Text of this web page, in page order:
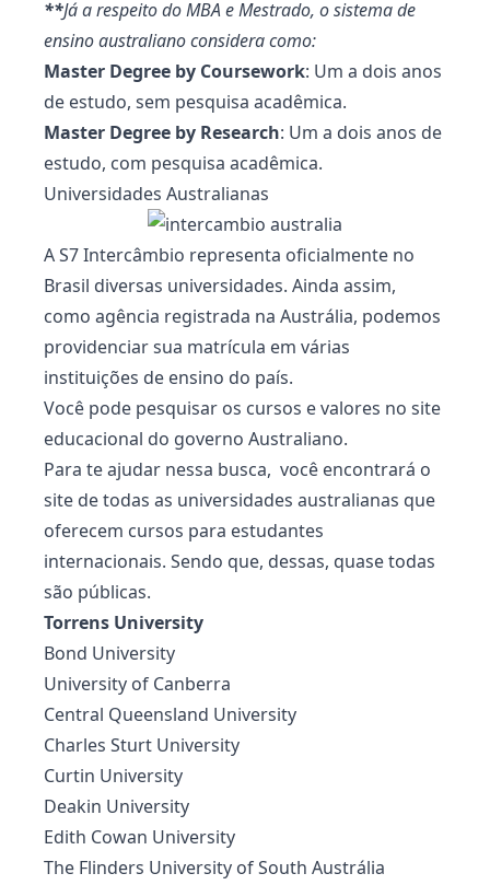
**Já a respeito do MBA e Mestrado, o sistema de
ensino australiano considera como:
Master Degree by Coursework: Um a dois anos
de estudo, sem pesquisa acadêmica.
Master Degree by Research: Um a dois anos de
estudo, com pesquisa acadêmica.
Universidades Australianas
A S7 Intercâmbio representa oficialmente no
Brasil diversas universidades. Ainda assim,
como agência registrada na Austrália, podemos
providenciar sua matrícula em várias
instituições de ensino do país.
Você pode pesquisar os cursos e valores no site
educacional do governo Australiano.
Para te ajudar nessa busca, você encontrará o
site de todas as universidades australianas que
oferecem cursos para estudantes
internacionais. Sendo que, dessas, quase todas
são públicas.
Torrens University
Bond University
University of Canberra
Central Queensland University
Charles Sturt University
Curtin University
Deakin University
Edith Cowan University
The Flinders University of South Austrália